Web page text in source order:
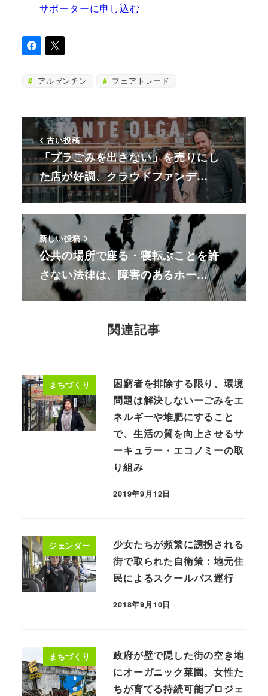
サポーターに申し込む
アルゼンチン フェアトレード
古い投稿
「プラごみを出さない」を売りにし
た店が好調、クラウドファンデ…
新しい投稿
公共の場所で座る・寝転ぶことを許
さない法律は、障害のあるホー…
関連記事
まちづくり
困窮者を排除する限り、環境
問題は解決しないーごみをエ
ネルギーや堆肥にすること
で、生活の質を向上させるサ
ーキュラー・エコノミーの取
り組み
2019年9月12日
ジェンダー
少女たちが頻繁に誘拐される
街で取られた自衛策：地元住
民によるスクールバス運行
2018年9月10日
まちづくり
政府が壁で隠した街の空き地
にオーガニック菜園。女性た
ちが育てる持続可能プロジェ